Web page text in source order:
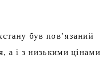
був пов’язаний
а і з низькими цінами